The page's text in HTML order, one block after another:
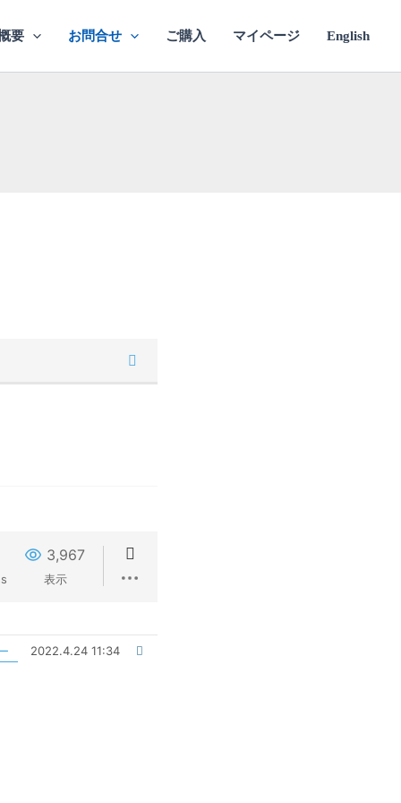
要 お問合せ ご購入 マイページ English
3,967
表示
2022.4.24 11:34